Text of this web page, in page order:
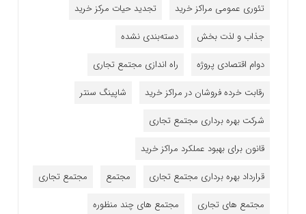
تئوری عمومی مراکز خرید
تجدید حیات مرکز خرید
جذاب و لذت بخش
دسته‌بندی نشده
دوام اقتصادی پروژه
راه اندازی مجتمع تجاری
رقابت خرده فروشان در مراکز خرید
شاپینگ سنتر
شرکت بهره برداری مجتمع تجاری
قانون برای بهبود عملکرد مراکز خرید
قرارداد بهره برداری مجتمع تجاری
مجتمع
مجتمع تجاری
مجتمع های تجاری
مجتمع های چند منظوره